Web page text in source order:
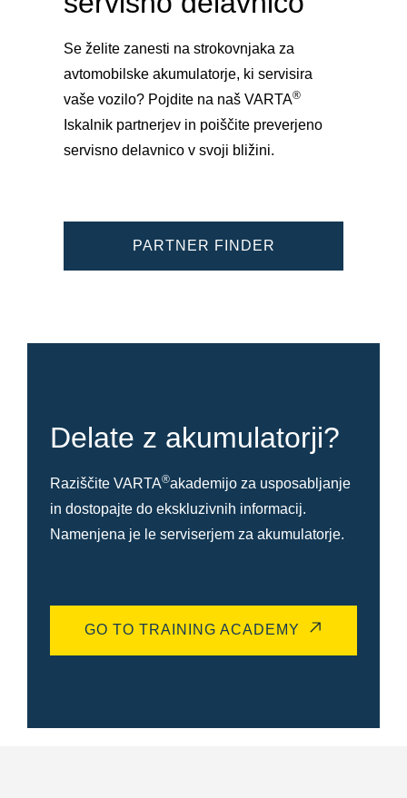
Se želite zanesti na strokovnjaka za
avtomobilske akumulatorje, ki servisira
vaše vozilo? Pojdite na naš VARTA®
Iskalnik partnerjev in poiščite preverjeno
servisno delavnico v svoji bližini.
PARTNER FINDER
Delate z akumulatorji?
Raziščite VARTA®akademijo za usposabljanje
in dostopajte do ekskluzivnih informacij.
Namenjena je le serviserjem za akumulatorje.
GO TO TRAINING ACADEMY